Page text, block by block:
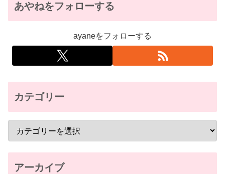
あやねをフォローする
ayaneをフォローする
カテゴリー
アーカイブ